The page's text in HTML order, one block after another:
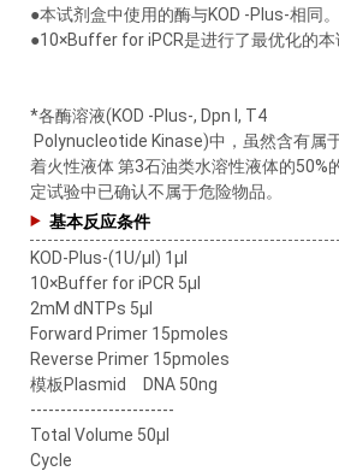
●本试剂盒中使用的酶与KOD -Plus-相同。
●10×Buffer for iPCR是进行了最优化的本
*各酶溶液(KOD -Plus-, Dpn I, T4
Polynucleotide Kinase)中，虽然含有属
着火性液体 第3石油类水溶性液体的50%
定试验中已确认不属于危险物品。
基本反应条件
KOD-Plus-(1U/μl) 1μl
10×Buffer for iPCR 5μl
2mM dNTPs 5μl
Forward Primer 15pmoles
Reverse Primer 15pmoles
模板Plasmid DNA 50ng
------------------------
Total Volume 50μl
Cycle